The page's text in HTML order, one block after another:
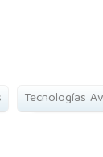
Tecnologías